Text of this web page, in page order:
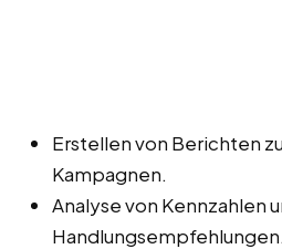
Erstellen von Berichten
Kampagnen.
Analyse von Kennzahlen
Handlungsempfehlungen.